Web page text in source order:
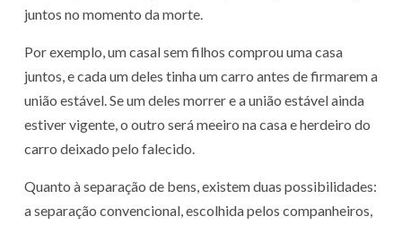
juntos no momento da morte.
Por exemplo, um casal sem filhos comprou uma casa
juntos, e cada um deles tinha um carro antes de firmarem a
união estável. Se um deles morrer e a união estável ainda
estiver vigente, o outro será meeiro na casa e herdeiro do
carro deixado pelo falecido.
Quanto à separação de bens, existem duas possibilidades:
a separação convencional, escolhida pelos companheiros,